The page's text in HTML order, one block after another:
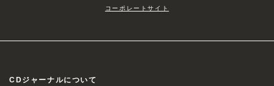
コーポレートサイト
CDジャーナルについて